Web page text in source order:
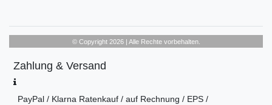
© Copyright 2026 | Alle Rechte vorbehalten.
Zahlung & Versand
PayPal / Klarna Ratenkauf / auf Rechnung / EPS /